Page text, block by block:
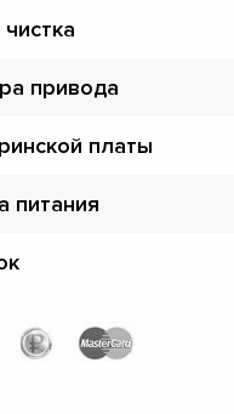
привода
платы
питания